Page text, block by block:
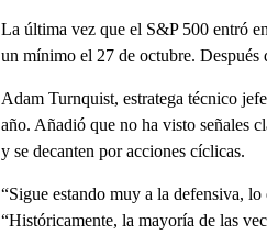
La última vez que el S&P 500 entró
un mínimo el 27 de octubre. Después
Adam Turnquist, estratega técnico
año. Añadió que no ha visto señales
y se decanten por acciones cíclicas.
“Sigue estando muy a la defensiva,
“Históricamente, la mayoría de las